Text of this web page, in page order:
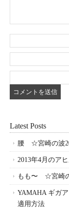
Latest Posts
腰 ☆宮崎の波
2013年4月のア
もも〜 ☆宮崎
YAMAHA ギガ
適用方法